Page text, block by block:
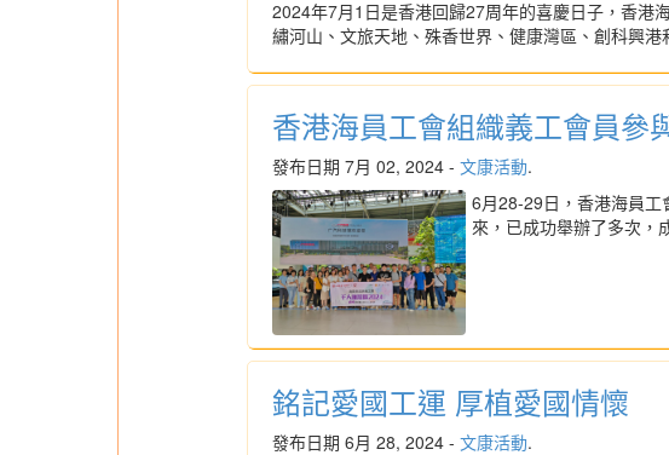
2024年7月1日是香港回歸27周年的喜慶日子，香港
繡河山、文旅天地、殊香世界、健康灣區、創科興港
香港海員工會組織義工會員參
發布日期 7月 02, 2024 - 文康活動.
6月28-29日，香港海員工
來，已成功舉辦了多次，
銘記愛國工運 厚植愛國情懷
發布日期 6月 28, 2024 - 文康活動.